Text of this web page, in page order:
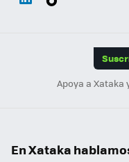
Apoya a
En Xataka